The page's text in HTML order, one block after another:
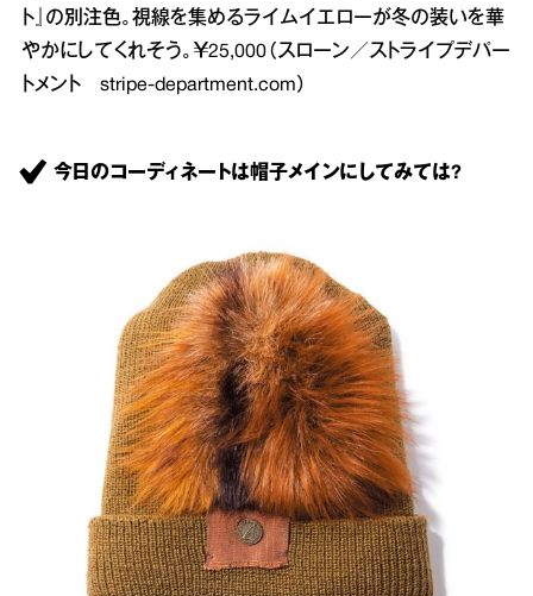
ト』の別注色。視線を集めるライムイエローが冬の装いを華
やかにしてくれそう。￥25,000（スローン／ストライプデパー
トメント stripe-department.com ）
今日のコーディネートは帽子メインにしてみては?